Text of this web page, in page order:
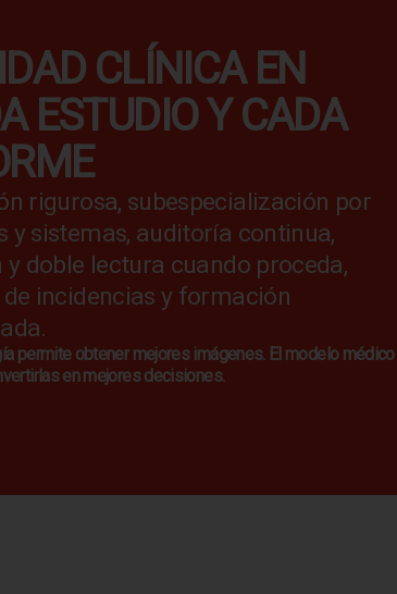
CLÍNICA EN
ESTUDIO Y CADA
rigurosa, subespecialización por
y sistemas, auditoría continua,
y doble lectura cuando proceda,
incidencias y formación
permite obtener mejores imágenes. El modelo médico
en mejores decisiones.